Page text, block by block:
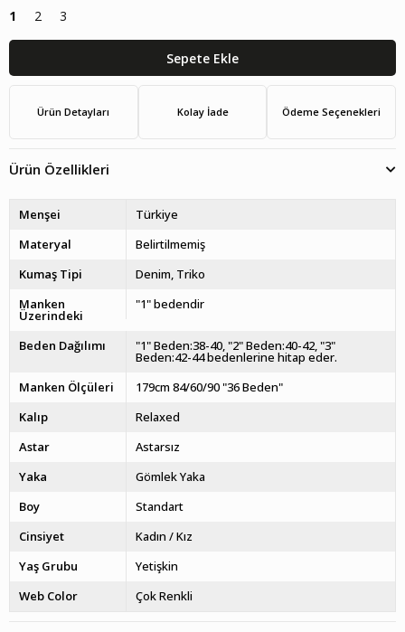
1 2 3
Ürün Detayları Kolay İade Ödeme Seçenekleri
Ürün Özellikleri
Menşei
Türkiye
Materyal
Belirtilmemiş
Kumaş Tipi
Denim Triko
Manken
Üzerindeki
"1" bedendir
Beden Dağılımı "1" Beden:38-40, "2" Beden:40-42, "3"
Beden:42-44 bedenlerine hitap eder.
Manken Ölçüleri
179cm 84/60/90 "36 Beden"
Kalıp
Relaxed
Astar
Astarsız
Yaka
Gömlek Yaka
Boy
Standart
Cinsiyet
Kadın / Kız
Yaş Grubu
Yetişkin
Web Color
Çok Renkli